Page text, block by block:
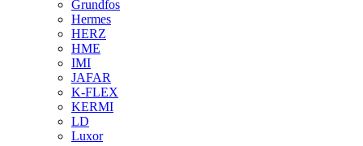
Grundfos
Hermes
HERZ
HME
IMI
JAFAR
K-FLEX
KERMI
LD
Luxor